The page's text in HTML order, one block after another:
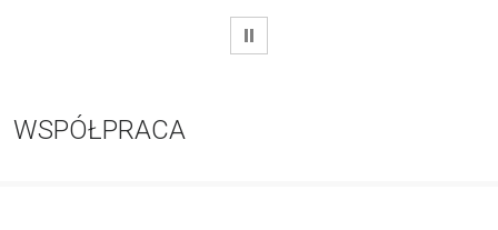
WSTRZYMAJ
WSPÓŁPRACA